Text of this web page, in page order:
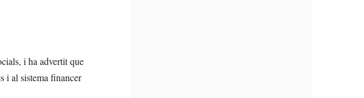
i ha advertit que
i al sistema financer